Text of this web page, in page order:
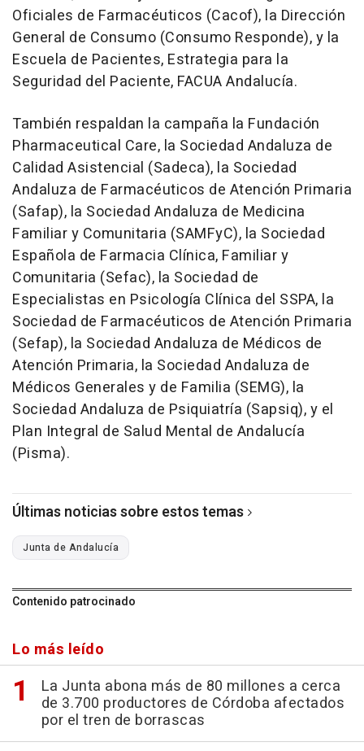
Oficiales de Farmacéuticos (Cacof), la Dirección
General de Consumo (Consumo Responde), y la
Escuela de Pacientes, Estrategia para la
Seguridad del Paciente, FACUA Andalucía.
También respaldan la campaña la Fundación
Pharmaceutical Care, la Sociedad Andaluza de
Calidad Asistencial (Sadeca), la Sociedad
Andaluza de Farmacéuticos de Atención Primaria
(Safap), la Sociedad Andaluza de Medicina
Familiar y Comunitaria (SAMFyC), la Sociedad
Española de Farmacia Clínica, Familiar y
Comunitaria (Sefac), la Sociedad de
Especialistas en Psicología Clínica del SSPA, la
Sociedad de Farmacéuticos de Atención Primaria
(Sefap), la Sociedad Andaluza de Médicos de
Atención Primaria, la Sociedad Andaluza de
Médicos Generales y de Familia (SEMG), la
Sociedad Andaluza de Psiquiatría (Sapsiq), y el
Plan Integral de Salud Mental de Andalucía
(Pisma).
Últimas noticias sobre estos temas
Junta de Andalucía
Contenido patrocinado
Lo más leído
La Junta abona más de 80 millones a cerca
de 3.700 productores de Córdoba afectados
por el tren de borrascas